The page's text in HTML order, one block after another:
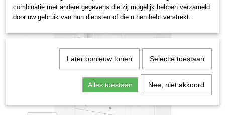
combinatie met andere gegevens die zij mogelijk hebben verzameld
door uw gebruik van hun diensten of die u hen hebt verstrekt.
Later opnieuw tonen Selectie toestaan
Alles toestaan Nee, niet akkoord